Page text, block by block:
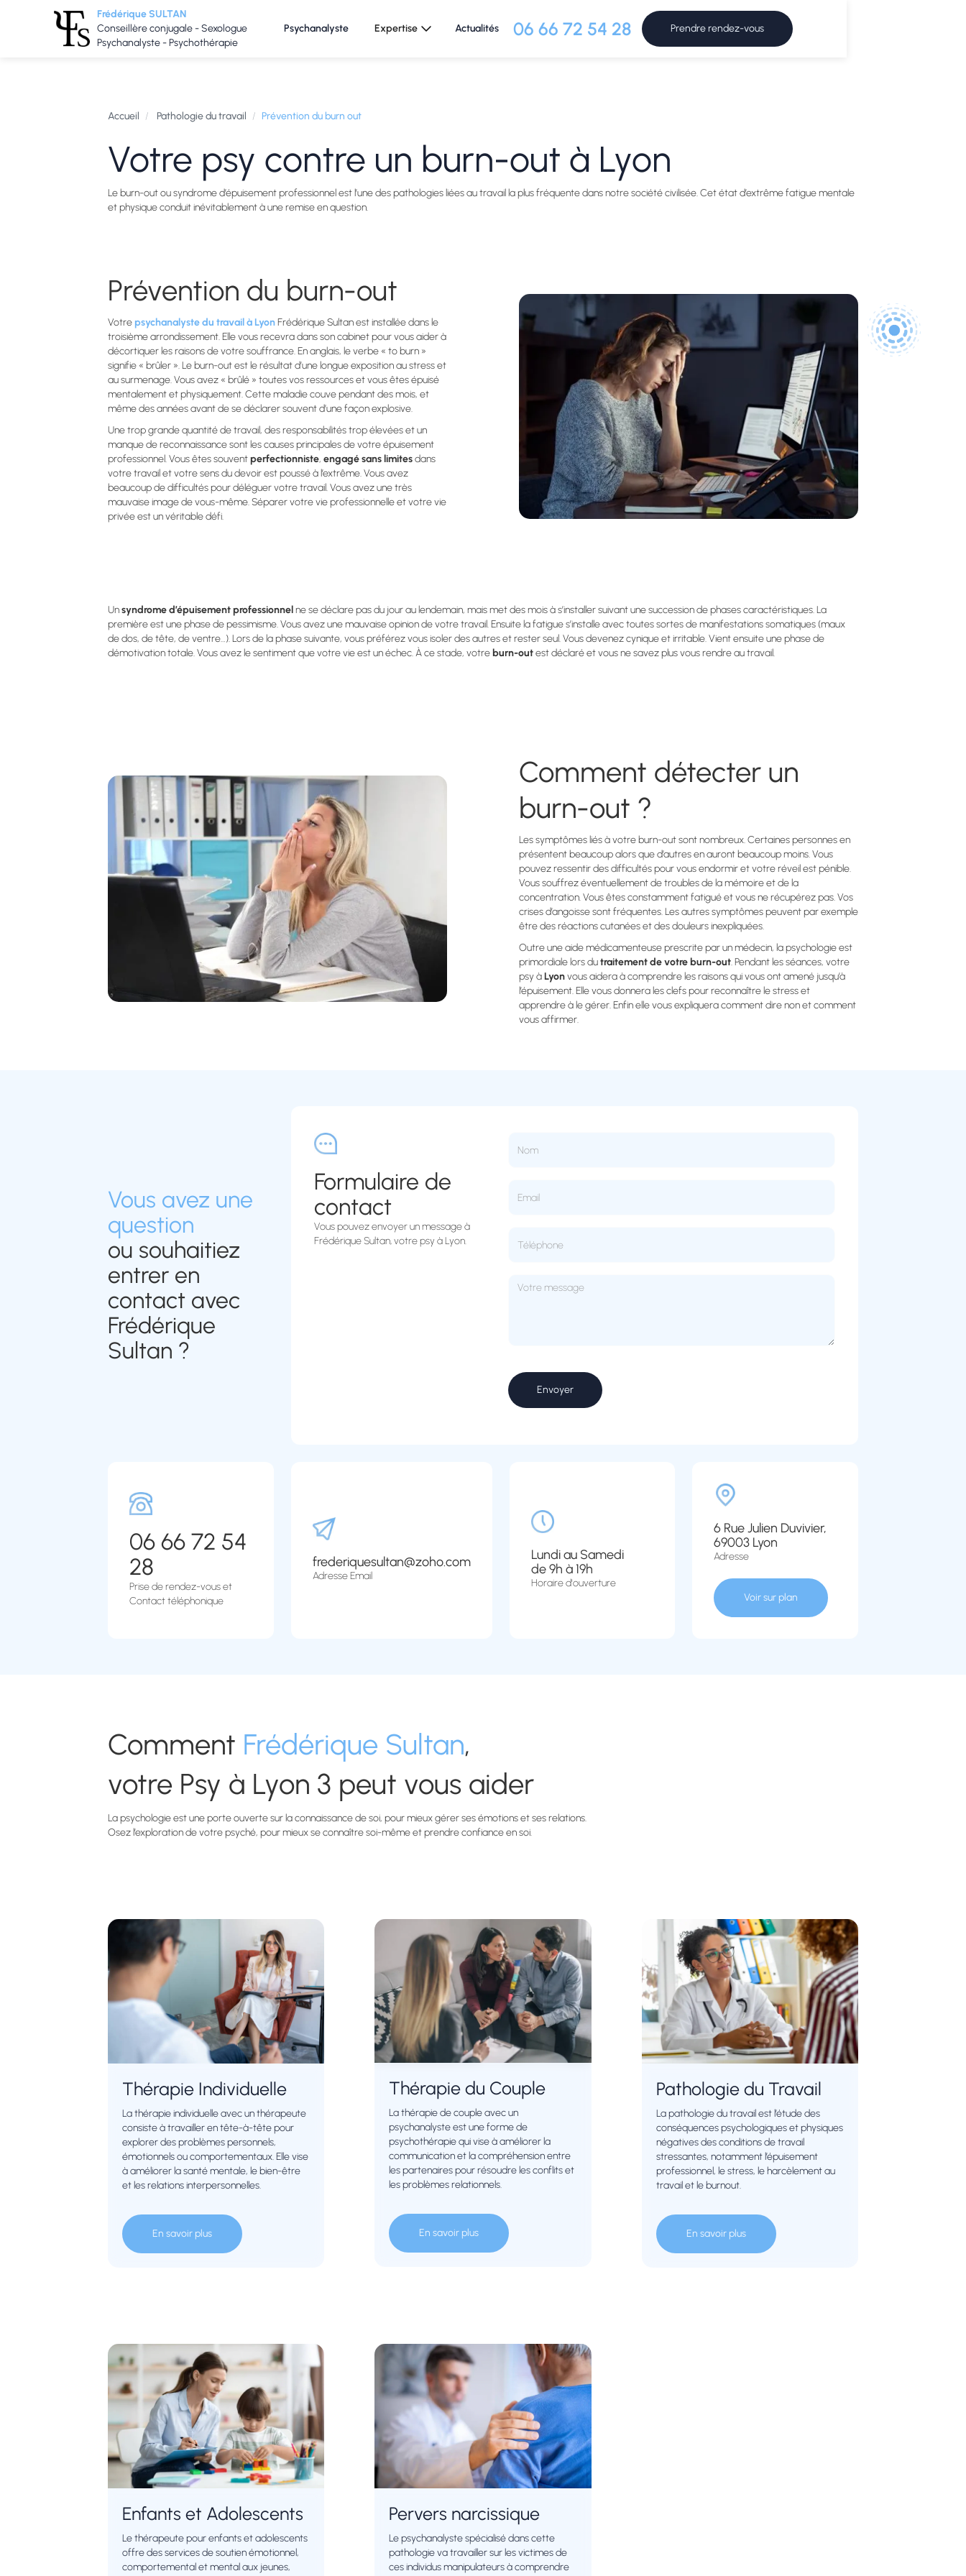
Frédérique SULTAN
Conseillère conjugale - Sexologue
Psychanalyste - Psychothérapie
Psychanalyste Expertise Actualités 06 66 72 54 28 Prendre rendez-vous
Accueil / Pathologie du travail / Prévention du burn out
Votre psy contre un burn-out à Lyon
Le burn-out ou syndrome d’épuisement professionnel est l’une des pathologies liées au travail la plus fréquente dans notre société civilisée. Cet état d’extrême fatigue mentale
et physique conduit inévitablement à une remise en question.
Prévention du burn-out
Votre psychanalyste du travail à LyonFrédérique Sultan est installée dans le
troisième arrondissement. Elle vous recevra dans son cabinet pour vous aider à
décortiquer les raisons de votre souffrance. En anglais, le verbe « to burn »
signifie « brûler ». Le burn-out est le résultat d’une longue exposition au stress et
au surmenage. Vous avez « brûlé » toutes vos ressources et vous êtes épuisé
mentalement et physiquement. Cette maladie couve pendant des mois, et
même des années avant de se déclarer souvent d’une façon explosive.
Une trop grande quantité de travail, des responsabilités trop élevées et un
manque de reconnaissance sont les causes principales de votre épuisement
professionnel. Vous êtes souventperfectionniste, engagé sans limitesdans
votre travail et votre sens du devoir est poussé à l’extrême. Vous avez
beaucoup de difficultés pour déléguer votre travail. Vous avez une très
mauvaise image de vous-même. Séparer votre vie professionnelle et votre vie
privée est un véritable défi.
Unsyndrome d’épuisement professionnelne se déclare pas du jour au lendemain, mais met des mois à s’installer suivant une succession de phases caractéristiques. La
première est une phase de pessimisme. Vous avez une mauvaise opinion de votre travail. Ensuite la fatigue s’installe avec toutes sortes de manifestations somatiques (maux
de dos, de tête, de ventre…). Lors de la phase suivante, vous préférez vous isoler des autres et rester seul. Vous devenez cynique et irritable. Vient ensuite une phase de
démotivation totale. Vous avez le sentiment que votre vie est un échec. À ce stade, votre burn-outest déclaré et vous ne savez plus vous rendre au travail.
Comment détecter un
burn-out ?
Les symptômes liés à votre burn-out sont nombreux. Certaines personnes en
présentent beaucoup alors que d’autres en auront beaucoup moins. Vous
pouvez ressentir des difficultés pour vous endormir et votre réveil est pénible.
Vous souffrez éventuellement de troubles de la mémoire et de la
concentration. Vous êtes constamment fatigué et vous ne récupérez pas. Vos
crises d’angoisse sont fréquentes. Les autres symptômes peuvent par exemple
être des réactions cutanées et des douleurs inexpliquées.
Outre une aide médicamenteuse prescrite par un médecin, la psychologie est
primordiale lors dutraitement de votre burn-out. Pendant les séances, votre
psy àLyonvous aidera à comprendre les raisons qui vous ont amené jusqu’à
l’épuisement. Elle vous donnera les clefs pour reconnaître le stress et
apprendre à le gérer. Enfin elle vous expliquera comment dire non et comment
vous affirmer.
Vous avez une
question
ou souhaitiez
entrer en
contact avec
Frédérique
Sultan ?
Formulaire de
contact
Vous pouvez envoyer un message à
Frédérique Sultan, votre psy à Lyon.
06 66 72 54
28
Prise de rendez-vous et
Contact téléphonique
frederiquesultan@zoho.com
Adresse Email
Lundi au Samedi
de 9h à 19h
Horaire d'ouverture
6 Rue Julien Duvivier,
69003 Lyon
Adresse
Voir sur plan
Comment Frédérique Sultan,
votre Psy à Lyon 3 peut vous aider
La psychologie est une porte ouverte sur la connaissance de soi, pour mieux gérer ses émotions et ses relations.
Osez l’exploration de votre psyché, pour mieux se connaître soi-même et prendre confiance en soi.
Thérapie Individuelle
La thérapie individuelle avec un thérapeute
consiste à travailler en tête-à-tête pour
explorer des problèmes personnels,
émotionnels ou comportementaux. Elle vise
à améliorer la santé mentale, le bien-être
et les relations interpersonnelles.
En savoir plus
Thérapie du Couple
La thérapie de couple avec un
psychanalyste est une forme de
psychothérapie qui vise à améliorer la
communication et la compréhension entre
les partenaires pour résoudre les conflits et
les problèmes relationnels.
En savoir plus
Pathologie du Travail
La pathologie du travail est l’étude des
conséquences psychologiques et physiques
négatives des conditions de travail
stressantes, notamment l’épuisement
professionnel, le stress, le harcèlement au
travail et le burnout.
En savoir plus
Enfants et Adolescents
Le thérapeute pour enfants et adolescents
offre des services de soutien émotionnel,
comportemental et mental aux jeunes,
Pervers narcissique
Le psychanalyste spécialisé dans cette
pathologie va travailler sur les victimes de
ces individus manipulateurs à comprendre